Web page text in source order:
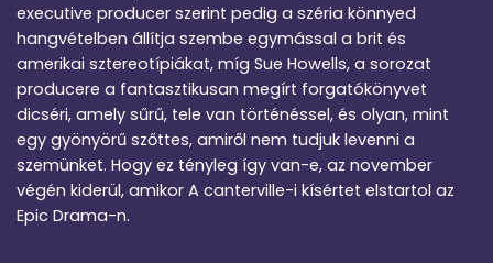
executive producer szerint pedig a széria könnyed
hangvételben állítja szembe egymással a brit és
amerikai sztereotípiákat, míg Sue Howells, a sorozat
producere a fantasztikusan megírt forgatókönyvet
dicséri, amely sűrű, tele van történéssel, és olyan, mint
egy gyönyörű szőttes, amiről nem tudjuk levenni a
szemünket. Hogy ez tényleg így van-e, az november
végén kiderül, amikor A canterville-i kísértet elstartol az
Epic Drama-n.